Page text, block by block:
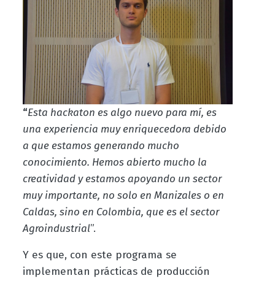
“Esta hackaton es algo nuevo para mí, es
una experiencia muy enriquecedora debido
a que estamos generando mucho
conocimiento. Hemos abierto mucho la
creatividad y estamos apoyando un sector
muy importante, no solo en Manizales o en
Caldas, sino en Colombia, que es el sector
Agroindustrial”.
Y es que, con este programa se
implementan prácticas de producción